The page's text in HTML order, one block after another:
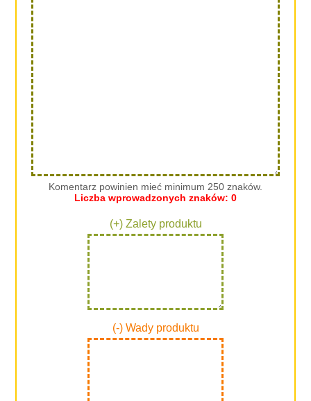
Komentarz powinien mieć minimum 250 znaków.
Liczba wprowadzonych znaków: 0
(+) Zalety produktu
(-) Wady produktu